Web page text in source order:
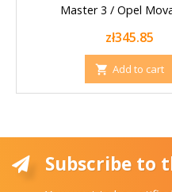
Master 3 / Opel
Price
zł345.85
 Add to cart
Subscribe to